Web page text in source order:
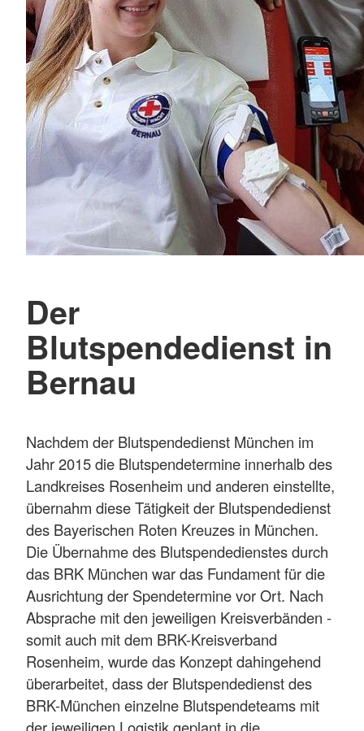
Der
Blutspendedienst in
Bernau
Nachdem der Blutspendedienst München im
Jahr 2015 die Blutspendetermine innerhalb des
Landkreises Rosenheim und anderen einstellte,
übernahm diese Tätigkeit der Blutspendedienst
des Bayerischen Roten Kreuzes in München.
Die Übernahme des Blutspendedienstes durch
das BRK München war das Fundament für die
Ausrichtung der Spendetermine vor Ort. Nach
Absprache mit den jeweiligen Kreisverbänden -
somit auch mit dem BRK-Kreisverband
Rosenheim, wurde das Konzept dahingehend
überarbeitet, dass der Blutspendedienst des
BRK-München einzelne Blutspendeteams mit